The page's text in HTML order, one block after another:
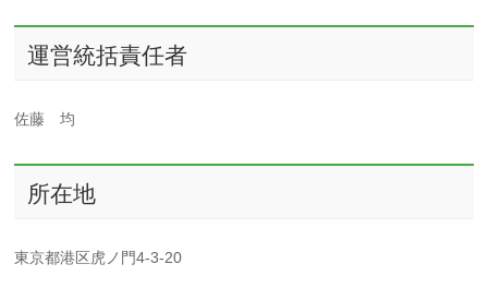
運営統括責任者
佐藤 均
所在地
東京都港区虎ノ門4-3-20